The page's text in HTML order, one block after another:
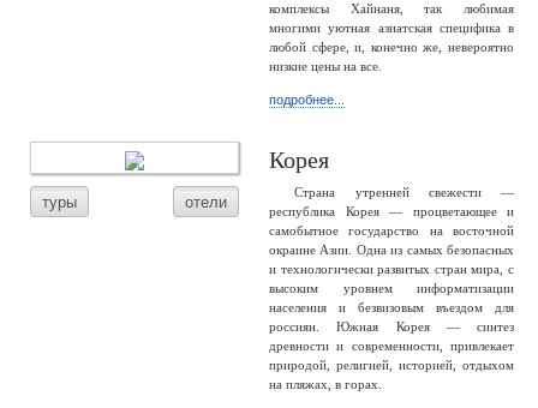
комплексы Хайнаня, так любимая
многими уютная азиатская специфика в
любой сфере, и, конечно же, невероятно
низкие цены на все.
подробнее...
туры отели
Корея
Страна утренней свежести —
республика Корея — процветающее и
самобытное государство на восточной
окраине Азии. Одна из самых безопасных
и технологически развитых стран мира, с
высоким уровнем информатизации
населения и безвизовым въездом для
россиян. Южная Корея — синтез
древности и современности, привлекает
природой, религией, историей, отдыхом
на пляжах, в горах.